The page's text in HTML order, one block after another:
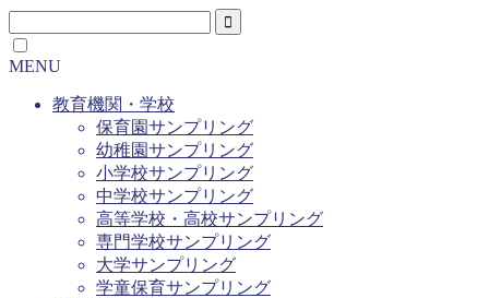
MENU
教育機関・学校
保育園サンプリング
幼稚園サンプリング
小学校サンプリング
中学校サンプリング
高等学校・高校サンプリング
専門学校サンプリング
大学サンプリング
学童保育サンプリング